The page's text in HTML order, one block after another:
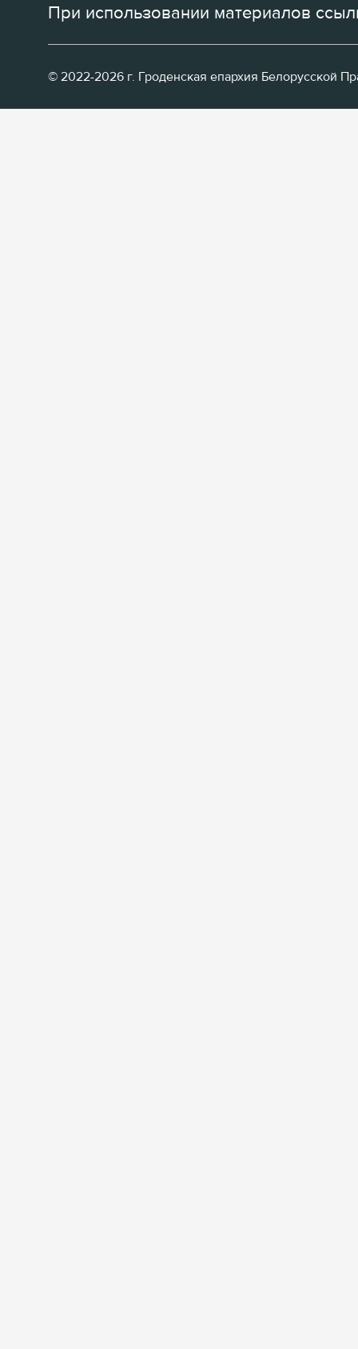
При использовании материалов
© 2022-2026 г. Гроденская епархия Белорусской